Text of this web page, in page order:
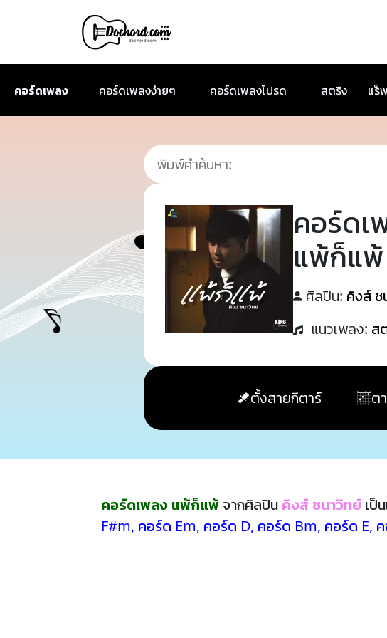
คอร์ดเพลง คอร์ดเพลงง่ายๆ คอร์ดเพลงโปรด สตริง แร็พ
คอร์ดเ
แพ้ก็แ
ศิลปิน: คิงส์ ช
แนวเพลง: ส
ตั้งสายกีตาร์ ต
คอร์ดเพลง แพ้ก็แพ้ จากศิลปิน คิงส์ ชนาวิทย์ เป็
F#m, คอร์ด Em, คอร์ด D, คอร์ด Bm, คอร์ด E,